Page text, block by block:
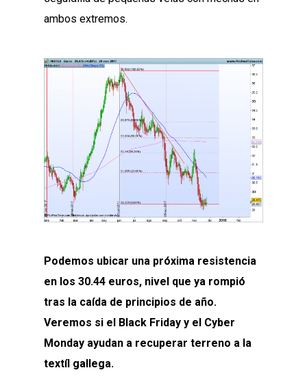
ambos extremos.
Podemos ubicar una próxima resistencia
en los 30.44 euros, nivel que ya rompió
tras la caída de principios de año.
Veremos si el Black Friday y el Cyber
Monday ayudan a recuperar terreno a la
textíl gallega.